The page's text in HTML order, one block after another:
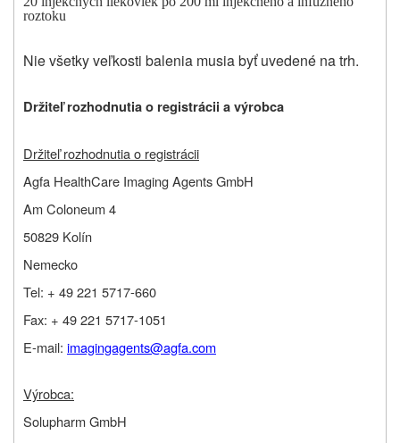
roztoku
Nie všetky veľkosti balenia musia byť uvedené na trh.
Držiteľ rozhodnutia o registrácii a výrobca
Držiteľ rozhodnutia o registrácii
Agfa HealthCare Imaging Agents GmbH
Am Coloneum 4
50829 Kolín
Nemecko
Tel: + 49 221 5717-660
Fax: + 49 221 5717-1051
E-mail: imagingagents@agfa.com
Výrobca:
Solupharm GmbH